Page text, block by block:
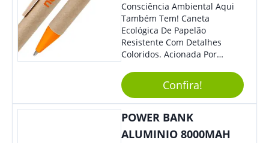
Consciência Ambiental Aqui
Também Tem! Caneta
Ecológica De Papelão
Resistente Com Detalhes
Coloridos. Acionada Por
E Tem Ponteira Firme, Ideal
Para Traços Precisos.
Confira!
POWER BANK
ALUMINIO 8000MAH